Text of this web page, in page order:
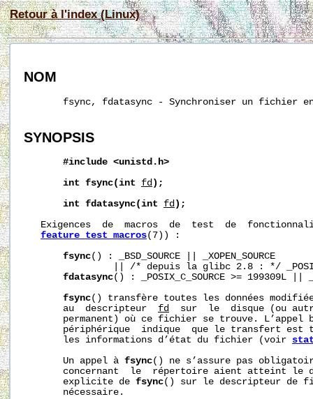
Retour à l'index (Linux)
NOM
fsync, fdatasync - Synchroniser un fichier
SYNOPSIS
#include <unistd.h>
int fsync(int fd );
int fdatasync(int fd );
Exigences  de  macros  de  test  de
feature_test_macros(7)) :
fsync() : _BSD_SOURCE || _XOPEN_SOURCE
|| /* depuis la glibc 2.8 : */
fdatasync() : _POSIX_C_SOURCE >= 199309L ||
fsync() transfère toutes les données
       au  descripteur
fd
sur  le  disque (ou
permanent) où ce fichier se trouve. L’appel
périphérique  indique  que le transfert est
       les informations d’état du fichier (voir
       Un appel à
fsync() ne s’assure pas
concernant  le  répertoire aient atteint le
       explicite de
fsync() sur le descripteur de
       nécessaire.